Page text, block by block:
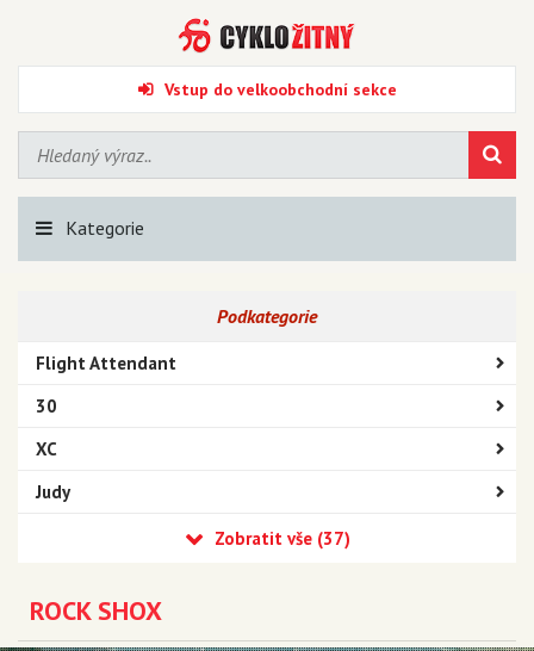
Vstup do velkoobchodní sekce
Kategorie
Podkategorie
Flight Attendant
30
XC
Judy
Sid
ROCK SHOX